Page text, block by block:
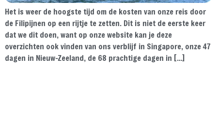
Het is weer de hoogste tijd om de kosten van onze reis door
de Filipijnen op een rijtje te zetten. Dit is niet de eerste keer
dat we dit doen, want op onze website kan je deze
overzichten ook vinden van ons verblijf in Singapore, onze 47
dagen in Nieuw-Zeeland, de 68 prachtige dagen in […]